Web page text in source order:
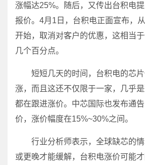
涨幅达25%。随后，又传出台积电
报价。4月1日，台积电正面宣布，
开始，取消对客户的优惠，这相当
几个百分点。
短短几天的时间，台积电的芯片
涨，而且这还不仅限于一家，几乎
都在跟进涨价。中芯国际也发布通
价，涨价幅度在15%~30%之间。
行业分析师表示，全球缺芯的情
或更晚才能缓解，台积电涨价可能